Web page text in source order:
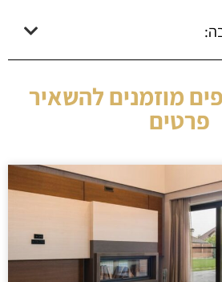
מוזמנים להשאיר
פרטים